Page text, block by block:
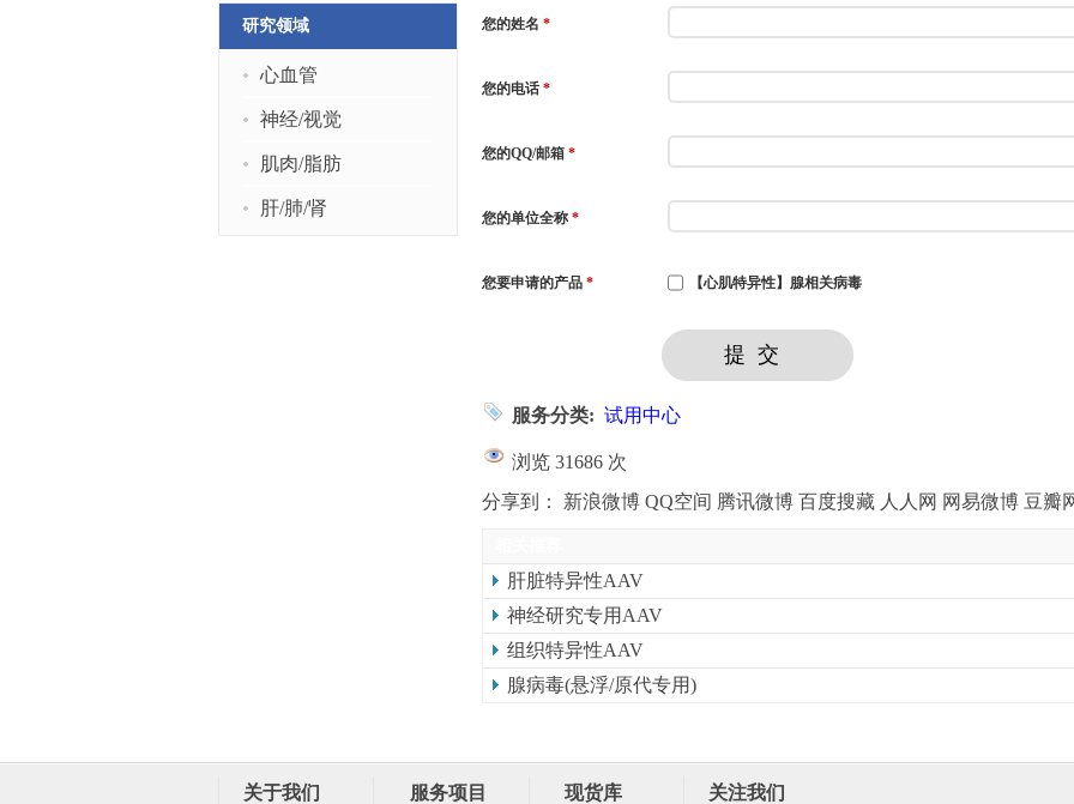
研究领域
心血管
神经/视觉
肌肉/脂肪
肝/肺/肾
您的姓名 *
您的电话 *
您的QQ/邮箱 *
您的单位全称 *
您要申请的产品 * 【心肌特异性】腺相关病毒
服务分类: 试用中心
浏览 31686 次
分享到：
新浪微博 QQ空间 腾讯微博 百度搜藏 人人网 网易微博 豆瓣
肝脏特异性AAV
神经研究专用AAV
组织特异性AAV
腺病毒(悬浮/原代专用)
关于我们
服务项目
现货库
关注我们